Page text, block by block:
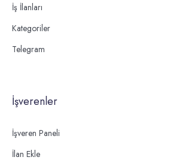
İş İlanları
Kategoriler
Telegram
İşverenler
İşveren Paneli
İlan Ekle